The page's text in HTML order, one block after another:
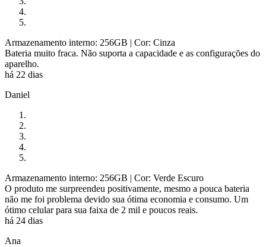
Armazenamento interno: 256GB | Cor: Cinza
Bateria muito fraca. Não suporta a capacidade e as configurações do
aparelho.
há 22 dias
Daniel
Armazenamento interno: 256GB | Cor: Verde Escuro
O produto me surpreendeu positivamente, mesmo a pouca bateria
não me foi problema devido sua ótima economia e consumo. Um
ótimo celular para sua faixa de 2 mil e poucos reais.
há 24 dias
Ana